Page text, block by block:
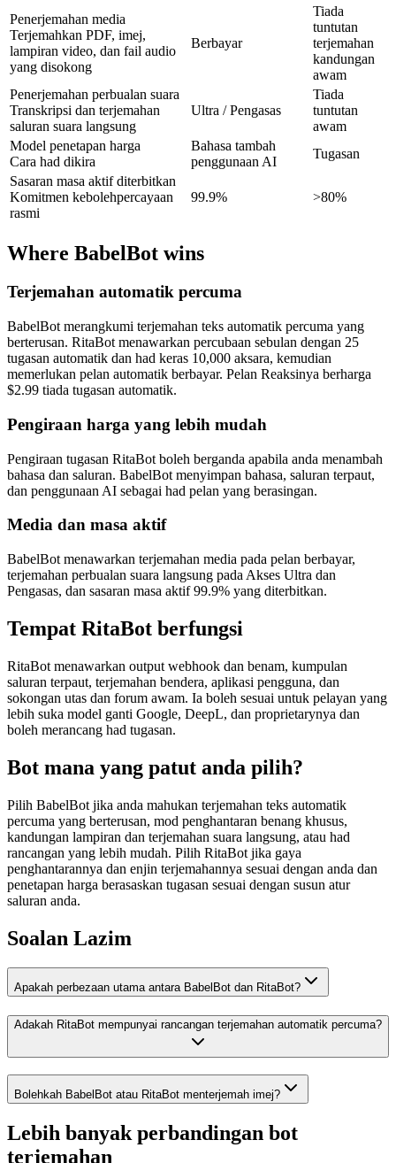
Penerjemahan media
Terjemahkan PDF, imej,
lampiran video, dan fail audio
yang disokong
Berbayar
Tiada
tuntutan
terjemahan
kandungan
awam
Penerjemahan perbualan suara
Transkripsi dan terjemahan
saluran suara langsung
Ultra / Pengasas
Tiada
tuntutan
awam
Model penetapan harga
Cara had dikira
Bahasa tambah
penggunaan AI
Tugasan
Sasaran masa aktif diterbitkan
Komitmen kebolehpercayaan
rasmi
99.9% >80%
Where BabelBot wins
Terjemahan automatik percuma
BabelBot merangkumi terjemahan teks automatik percuma yang
berterusan. RitaBot menawarkan percubaan sebulan dengan 25
tugasan automatik dan had keras 10,000 aksara, kemudian
memerlukan pelan automatik berbayar. Pelan Reaksinya berharga
$2.99 tiada tugasan automatik.
Pengiraan harga yang lebih mudah
Pengiraan tugasan RitaBot boleh berganda apabila anda menambah
bahasa dan saluran. BabelBot menyimpan bahasa, saluran terpaut,
dan penggunaan AI sebagai had pelan yang berasingan.
Media dan masa aktif
BabelBot menawarkan terjemahan media pada pelan berbayar,
terjemahan perbualan suara langsung pada Akses Ultra dan
Pengasas, dan sasaran masa aktif 99.9% yang diterbitkan.
Tempat RitaBot berfungsi
RitaBot menawarkan output webhook dan benam, kumpulan
saluran terpaut, terjemahan bendera, aplikasi pengguna, dan
sokongan utas dan forum awam. Ia boleh sesuai untuk pelayan yang
lebih suka model ganti Google, DeepL, dan proprietarynya dan
boleh merancang had tugasan.
Bot mana yang patut anda pilih?
Pilih BabelBot jika anda mahukan terjemahan teks automatik
percuma yang berterusan, mod penghantaran benang khusus,
kandungan lampiran dan terjemahan suara langsung, atau had
rancangan yang lebih mudah. Pilih RitaBot jika gaya
penghantarannya dan enjin terjemahannya sesuai dengan anda dan
penetapan harga berasaskan tugasan sesuai dengan susun atur
saluran anda.
Soalan Lazim
Apakah perbezaan utama antara BabelBot dan RitaBot?
Adakah RitaBot mempunyai rancangan terjemahan automatik percuma?
Bolehkah BabelBot atau RitaBot menterjemah imej?
Lebih banyak perbandingan bot
terjemahan